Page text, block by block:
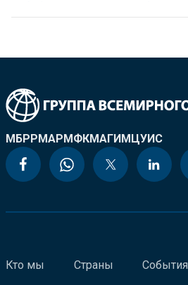
МБРРМАРМФКМАГИМЦУИС
Кто мы Страны События